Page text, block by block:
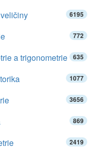
6195
772
a trigonometrie 635
1077
3656
869
2419